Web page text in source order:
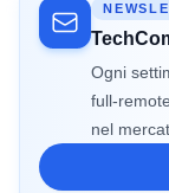
Ogni
full-
nel